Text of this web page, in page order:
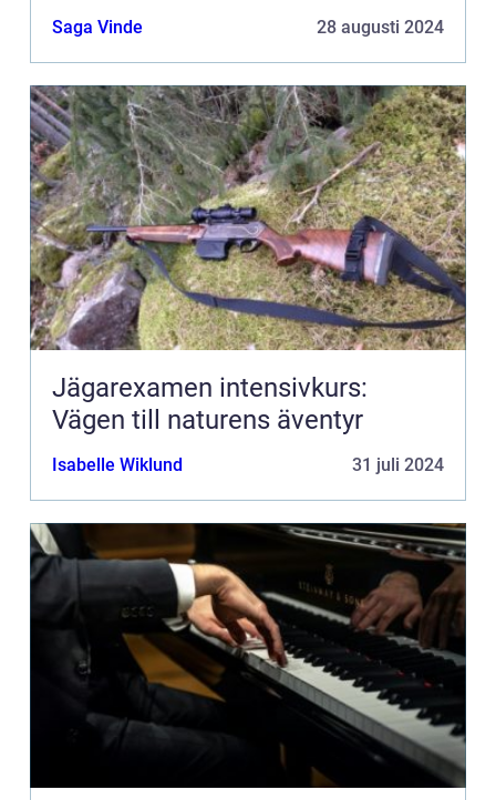
Saga Vinde 28 augusti 2024
Jägarexamen intensivkurs:
Vägen till naturens äventyr
Isabelle Wiklund 31 juli 2024